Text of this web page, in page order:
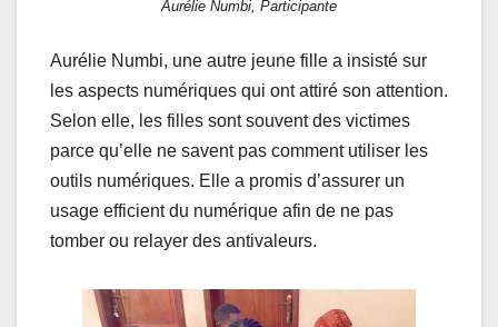
Aurélie Numbi, Participante
Aurélie Numbi, une autre jeune fille a insisté sur
les aspects numériques qui ont attiré son attention.
Selon elle, les filles sont souvent des victimes
parce qu’elle ne savent pas comment utiliser les
outils numériques. Elle a promis d’assurer un
usage efficient du numérique afin de ne pas
tomber ou relayer des antivaleurs.